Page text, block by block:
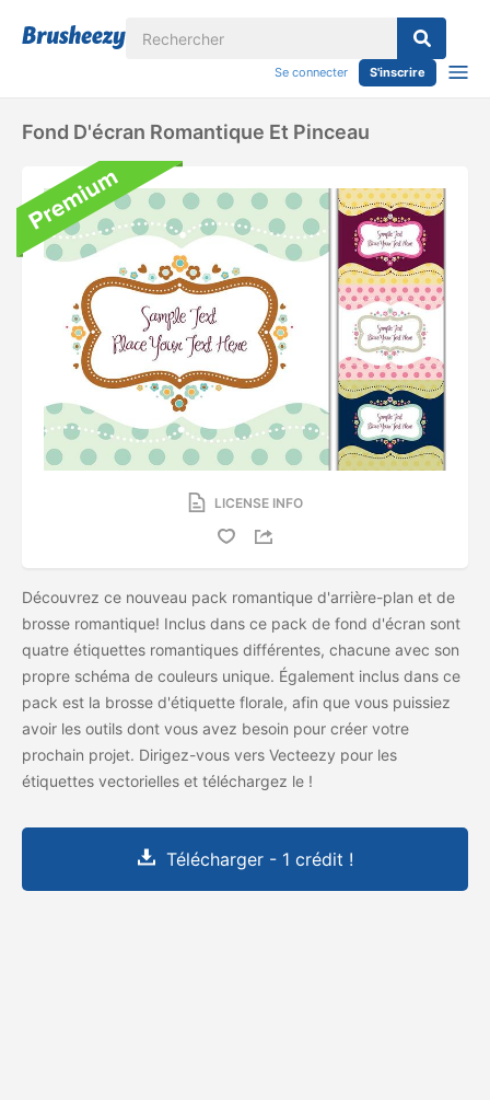
Se connecter S'inscrire
Fond D'écran Romantique Et Pinceau
LICENSE INFO
Découvrez ce nouveau pack romantique d'arrière-plan et de
brosse romantique! Inclus dans ce pack de fond d'écran sont
quatre étiquettes romantiques différentes, chacune avec son
propre schéma de couleurs unique. Également inclus dans ce
pack est la brosse d'étiquette florale, afin que vous puissiez
avoir les outils dont vous avez besoin pour créer votre
prochain projet. Dirigez-vous vers Vecteezy pour les
étiquettes vectorielles et téléchargez le !
Télécharger - 1 crédit !